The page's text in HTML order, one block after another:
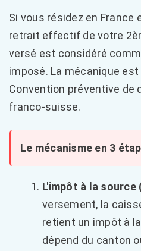
Si vous résidez en France
retrait effectif de votre
versé est considéré
imposé. La mécanique
Convention préventive de
franco-suisse.
Le mécanisme en 3
L'impôt à la source
versement, la
retient un impôt à
dépend du canton